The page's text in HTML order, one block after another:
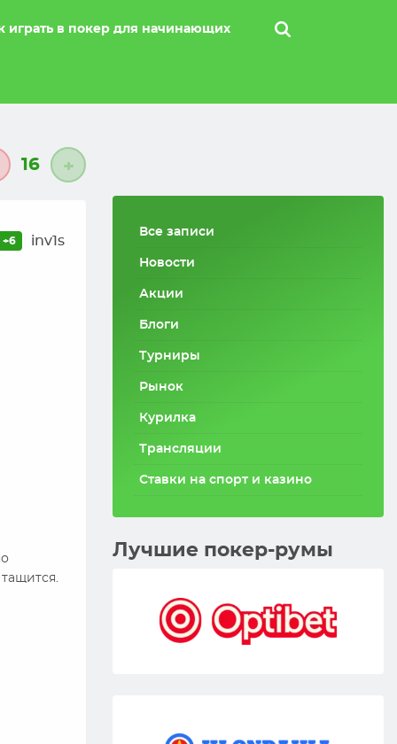
играть в покер для начинающих
16 +
+6 inv1s
Все записи
Новости
Акции
Блоги
Турниры
Рынок
Курилка
Трансляции
Ставки на спорт и казино
Лучшие покер-румы